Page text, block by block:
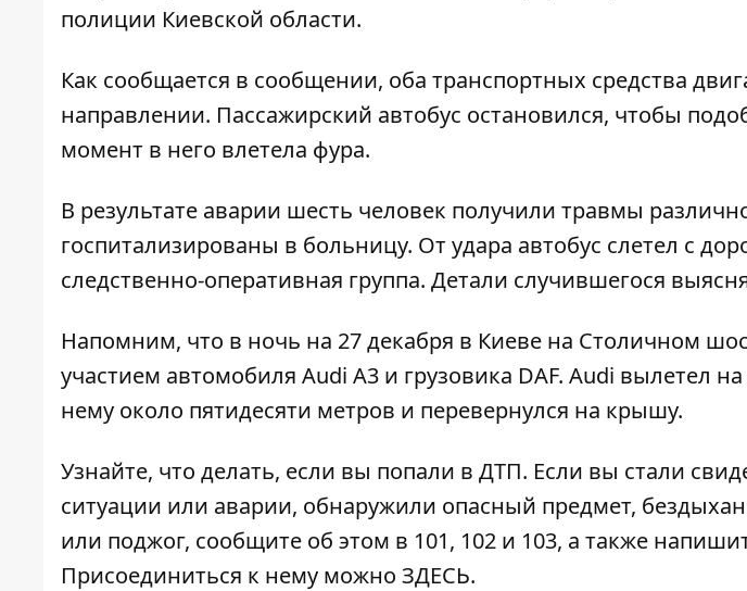
полиции Киевской области.
Как сообщается в сообщении, оба транспортных средства
направлении. Пассажирский автобус остановился, чтобы
момент в него влетела фура.
В результате аварии шесть человек получили травмы
госпитализированы в больницу. От удара автобус слетел с
следственно-оперативная группа. Детали случившегося
Напомним, что в ночь на 27 декабря в Киеве на Столичном
участием автомобиля Audi A3 и грузовика DAF. Audi вылетел
нему около пятидесяти метров и перевернулся на крышу.
Узнайте, что делать, если вы попали в ДТП. Если вы стали
ситуации или аварии, обнаружили опасный предмет,
или поджог, сообщите об этом в 101, 102 и 103, а также
Присоединиться к нему можно ЗДЕСЬ.